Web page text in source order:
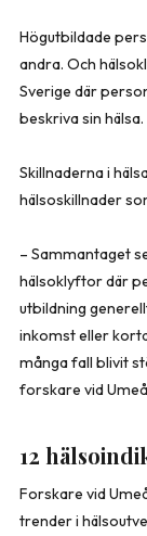
Högutbildade
andra. Och
Sverige där
beskriva sin hälsa.
Skillnaderna i
hälsoskillnader
– Sammantaget
hälsoklyftor där
utbildning
inkomst eller
många fall blivit
forskare vid
12
Forskare vid
trender i